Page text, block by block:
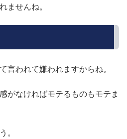
ませんね。
言われて嫌われますからね。
がなければモテるものもモテま
。